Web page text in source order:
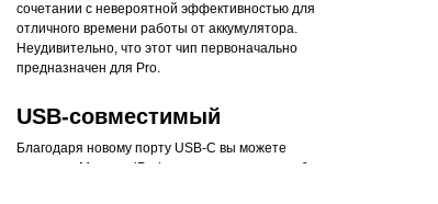
сочетании с невероятной эффективностью для
отличного времени работы от аккумулятора.
Неудивительно, что этот чип первоначально
предназначен для Pro.
USB-совместимый
Благодаря новому порту USB-C вы можете
заряжать Mac или iPad с помощью того же кабеля,